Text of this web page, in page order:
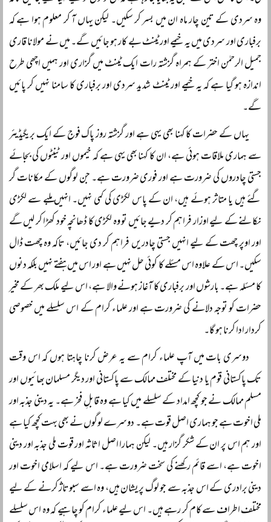
وہ سردی کے تین چار ماہ ان میں بسر کر سکیں۔ لیکن یہاں آ کر معلوم ہوا ہے کہ
برفباری اور سردی میں یہ خیمے اور ٹینٹ بے کار ہو جائیں گے۔ میں نے مولانا قاری
جمیل الرحمٰن اختر کے ہمراہ گزشتہ رات ایک ٹینٹ میں گزاری اور ہمیں اچھی طرح
اندازہ ہو گیا ہے کہ یہ خیمے اور ٹینٹ شدید سردی اور برفباری کا سامنا نہیں کر پائیں
گے۔
یہاں کے حضرات کا کہنا بھی یہی ہے اور گزشتہ روز پاک فوج کے ایک بریگیڈیئر
سے ہماری ملاقات ہوئی ہے، ان کا کہنا بھی یہی ہے کہ خیموں اور ٹینٹوں کی بجائے
جستی چادروں کی ضرورت ہے اور فوری ضرورت ہے۔ جن لوگوں کے مکانات گر
گئے ہیں یا متاثر ہوئے ہیں، ان کے پاس لکڑی کی کمی نہیں۔ انہیں ملبے سے لکڑی
نکالنے کے لیے اوزار فراہم کر دیے جائیں تو وہ لکڑی کا ڈھانچہ خود کھڑا کر لیں گے
اور اوپر چھت کے لیے انہیں جستی چادریں فراہم کر دی جائیں، تاکہ وہ چھت ڈال
سکیں۔ اس کے علاوہ اس مسئلے کا کوئی حل نہیں ہے اور اس میں ہفتے نہیں بلکہ دنوں
کا مسئلہ ہے۔ بارشوں اور برفباری کا آغاز ہونے والا ہے، اس لیے ملک بھر کے مخیر
حضرات کو توجہ دلانے کی ضرورت ہے اور علماء کرام کے اس سلسلے میں خصوصی
کردار ادا کرنا ہو گا۔
دوسری بات میں آپ علماء کرام سے یہ عرض کرنا چاہتا ہوں کہ اس وقت
تک پاکستانی قوم یا دنیا کے مختلف ممالک سے پاکستانی اور دیگر مسلمان بھائیوں اور
مسلم ممالک نے جو کچھ امداد کے سلسلے میں کیا ہے وہ قابلِ فخر ہے۔ یہ دینی جذبہ اور
ملی اخوت ہے جو ہماری اصل قوت ہے۔ دوسرے لوگوں نے بھی بہت کچھ کیا ہے
اور ہم اس پر ان کے شکر گزار ہیں۔ لیکن ہمارا اصل اثاثہ اور قوت ملی جذبہ اور دینی
اخوت ہے، اسے قائم رکھنے کی سخت ضرورت ہے۔ اس لیے کہ اسلامی اخوت اور
دینی برادری کے اس جذبہ سے جو لوگ پریشان ہیں، وہ اسے سبوتاژ کرنے کے لیے
مختلف اطراف سے کام کر رہے ہیں۔ اس لیے علماء کرام کو چاہیے کہ وہ اس سلسلے